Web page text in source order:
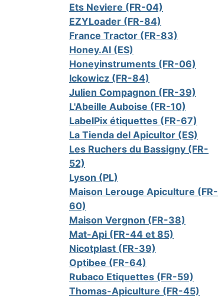
Ets Neviere (FR-04)
EZYLoader (FR-84)
France Tractor (FR-83)
Honey.AI (ES)
Honeyinstruments (FR-06)
Ickowicz (FR-84)
Julien Compagnon (FR-39)
L'Abeille Auboise (FR-10)
LabelPix étiquettes (FR-67)
La Tienda del Apicultor (ES)
Les Ruchers du Bassigny (FR-
52)
Lyson (PL)
Maison Lerouge Apiculture (FR-
60)
Maison Vergnon (FR-38)
Mat-Api (FR-44 et 85)
Nicotplast (FR-39)
Optibee (FR-64)
Rubaco Etiquettes (FR-59)
Thomas-Apiculture (FR-45)